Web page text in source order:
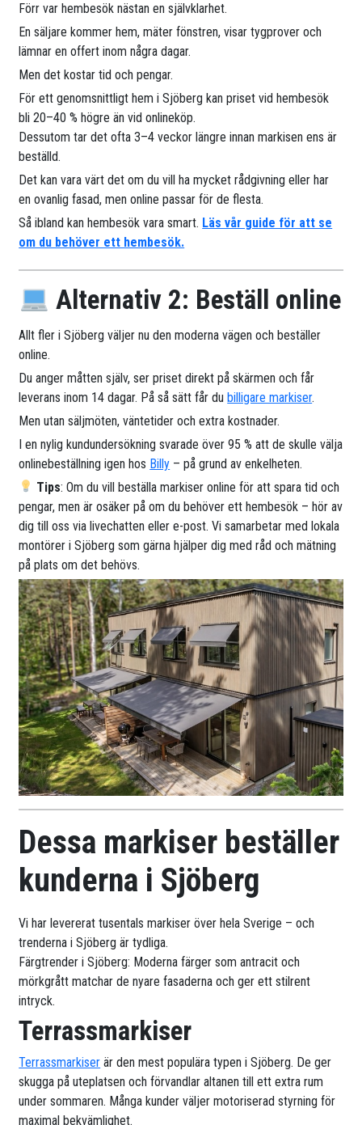
Förr var hembesök nästan en självklarhet.
En säljare kommer hem, mäter fönstren, visar tygprover och
lämnar en offert inom några dagar.
Men det kostar tid och pengar.
För ett genomsnittligt hem i Sjöberg kan priset vid hembesök
bli 20–40 % högre än vid onlineköp.
Dessutom tar det ofta 3–4 veckor längre innan markisen ens är
beställd.
Det kan vara värt det om du vill ha mycket rådgivning eller har
en ovanlig fasad, men online passar för de flesta.
Så ibland kan hembesök vara smart. Läs vår guide för att se
om du behöver ett hembesök.
Alternativ 2: Beställ online
Allt fler i Sjöberg väljer nu den moderna vägen och beställer
online.
Du anger måtten själv, ser priset direkt på skärmen och får
leverans inom 14 dagar. På så sätt får dubilligare markiser.
Men utan säljmöten, väntetider och extra kostnader.
I en nylig kundundersökning svarade över 95 % att de skulle välja
onlinebeställning igen hos Billy – på grund av enkelheten.
Tips: Om du vill beställa markiser online för att spara tid och
pengar, men är osäker på om du behöver ett hembesök – hör av
dig till oss via livechatten eller e-post. Vi samarbetar med lokala
montörer i Sjöberg som gärna hjälper dig med råd och mätning
på plats om det behövs.
Dessa markiser beställer
kunderna i Sjöberg
Vi har levererat tusentals markiser över hela Sverige – och
trenderna i Sjöberg är tydliga.
Färgtrender i Sjöberg: Moderna färger som antracit och
mörkgrått matchar de nyare fasaderna och ger ett stilrent
intryck.
Terrassmarkiser
Terrassmarkiser är den mest populära typen i Sjöberg. De ger
skugga på uteplatsen och förvandlar altanen till ett extra rum
under sommaren. Många kunder väljer motoriserad styrning för
maximal bekvämlighet.